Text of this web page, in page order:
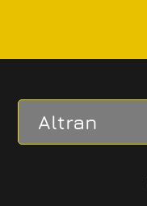
Altran